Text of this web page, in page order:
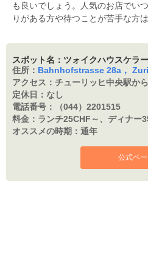
も良いでしょう。人気のお店でい
りがある方や待つことが苦手な方
スポット名：ツォイクハウスケラ
住所： Bahnhofstrasse 28a，
アクセス： チューリッヒ中央駅か
定休日： なし
電話番号：
（044）2201515
料金： ランチ25CHF～、ディナー
オススメの時期： 通年
公式ペ